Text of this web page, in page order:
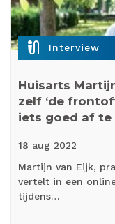
mic_external_on Interview
Huisarts
zelf ‘de
iets goed af te
18 aug 2022
Martijn van Eijk,
vertelt in een
tijdens…